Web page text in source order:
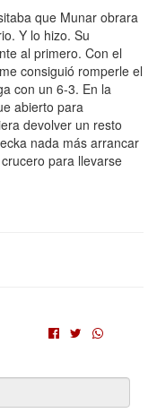
que Munar obrara
Y lo hizo. Su
al primero. Con el
consiguió romperle el
con un 6-3. En la
abierto para
devolver un resto
nada más arrancar
para llevarse